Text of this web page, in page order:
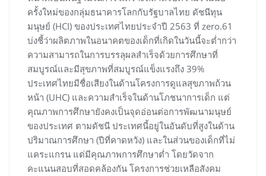
ครั้งใหม่ของกลุ่มธนาคารโลกกับรัฐบาลไทย ดัชนีทุน
มนุษย์ (HCI) ของประเทศไทยประจำปี 2563 ที่ zero.61
บ่งชี้ว่าผลิตภาพในอนาคตของเด็กที่เกิดในวันนี้จะต่ำกว่า
ความสามารถในการบรรลุผลสำเร็จด้วยการศึกษาที่
สมบูรณ์และมีสุขภาพที่สมบูรณ์แข็งแรงถึง 39%
ประเทศไทยมีชื่อเสียงในด้านโครงการดูแลสุขภาพถ้วน
หน้า (UHC) และความสำเร็จในด้านโภชนาการเด็ก แต่
คุณภาพการศึกษายังคงเป็นจุดอ่อนต่อการพัฒนามนุษย์
ของประเทศ ตามดัชนี ประเทศนี้อยู่ในอันดับที่สูงในด้าน
ปริมาณการศึกษา (ปีที่คาดหวัง) และในส่วนของเด็กที่ไม่
แคระแกรน แต่มีคุณภาพการศึกษาต่ำ โดยวัดจาก
คะแนนสอบที่สอดคล้องกัน โครงการช่วยเหลือสังคม